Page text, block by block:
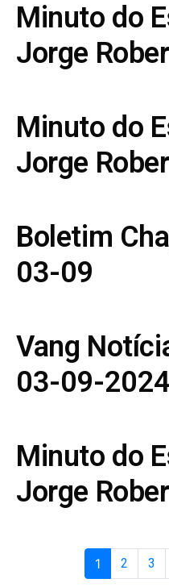
Minuto do
Jorge
Minuto do
Jorge
Boletim
03-09
Vang
03-09-2024
Minuto do
Jorge
1 2 3